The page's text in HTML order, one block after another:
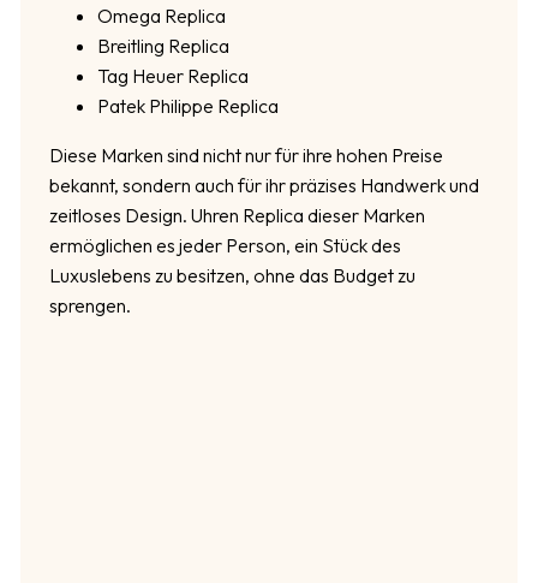
Omega Replica
Breitling Replica
Tag Heuer Replica
Patek Philippe Replica
Diese Marken sind nicht nur für ihre hohen Preise
bekannt, sondern auch für ihr präzises Handwerk und
zeitloses Design. Uhren Replica dieser Marken
ermöglichen es jeder Person, ein Stück des
Luxuslebens zu besitzen, ohne das Budget zu
sprengen.